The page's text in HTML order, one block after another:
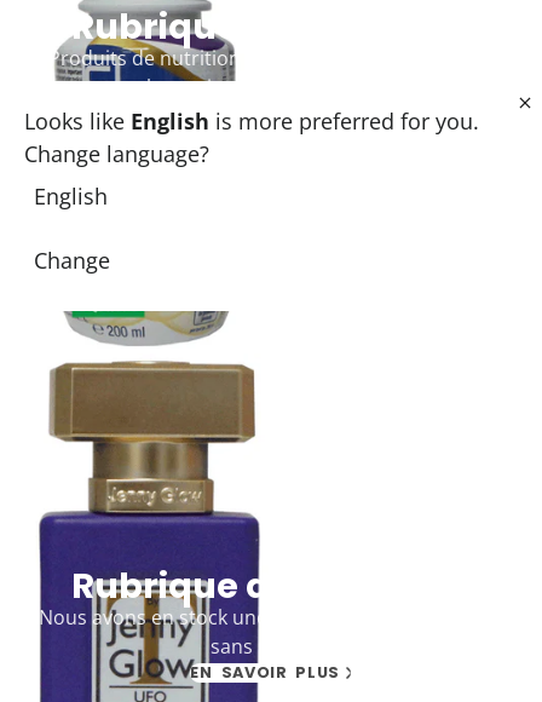
Rubrique de la galerie
Produits de nutrition pour adultes avec tétines à
visser pour les patients souffrant de problèmes de
déglutition
EN SAVOIR PLUS
Rubrique de la galerie
Nous avons en stock une large gamme de parfums
sans marque
EN SAVOIR PLUS
Looks like English is more preferred for you.
Change language?
English
Change